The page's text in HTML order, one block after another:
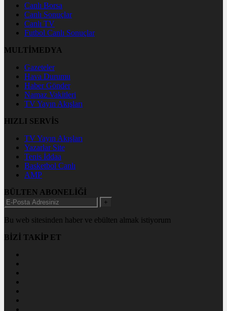
Canlı Borsa
Canlı Sonuçlar
Canlı TV
Futbol Canlı Sonuçlar
MULTİMEDYA
Gazeteler
Hava Durumu
Haber Gönder
Namaz Vakitleri
TV Yayın Akışları
HIZLI SERVİS
TV Yayın Akışları
Yazarlar Site
Tenis İddaa
Basketbol Canlı
AMP
BÜLTEN ABONELİĞİ
+
Bu web sitesinden haber ve ebülten almak istiyorum
BİZİ TAKİP ET